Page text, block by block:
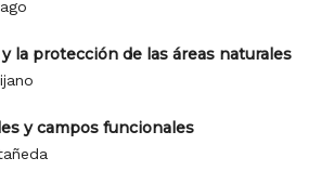
la protección de las áreas naturales
y campos funcionales